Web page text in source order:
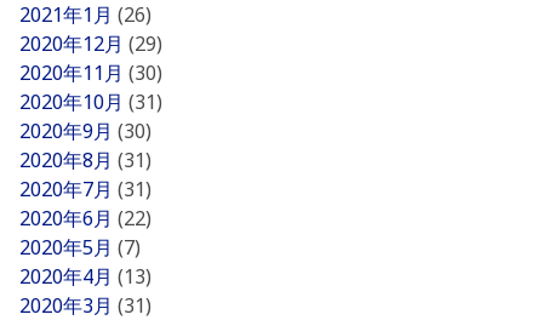
2021年1月 (26)
2020年12月 (29)
2020年11月 (30)
2020年10月 (31)
2020年9月 (30)
2020年8月 (31)
2020年7月 (31)
2020年6月 (22)
2020年5月 (7)
2020年4月 (13)
2020年3月 (31)